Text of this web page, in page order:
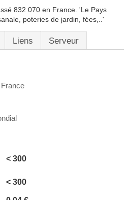
832 070 en France. 'Le Pays
poteries de jardin, fées,..'
Liens Serveur
< 300
< 300